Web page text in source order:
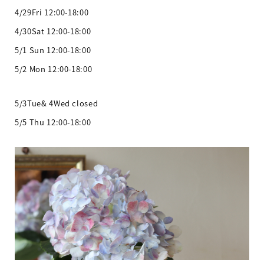
4/29Fri 12:00-18:00
4/30Sat 12:00-18:00
5/1 Sun 12:00-18:00
5/2 Mon 12:00-18:00
5/3Tue& 4Wed closed
5/5 Thu 12:00-18:00